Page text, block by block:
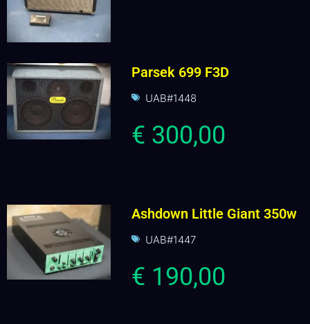
Parsek 699 F3D
UAB#1448
€ 300,00
Ashdown Little Giant 350w
UAB#1447
€ 190,00